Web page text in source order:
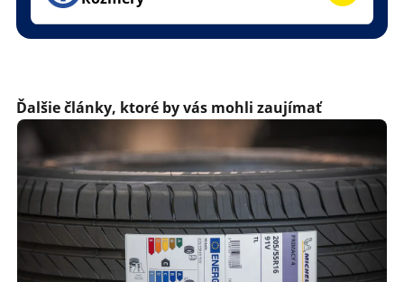
Ďalšie články, ktoré by vás mohli zaujímať